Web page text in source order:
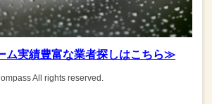
ム実績豊富な業者探しはこちら≫
All rights reserved.